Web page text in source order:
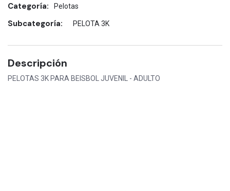
Categoría: Pelotas
Subcategoría: PELOTA 3K
Descripción
PELOTAS 3K PARA BEISBOL JUVENIL - ADULTO